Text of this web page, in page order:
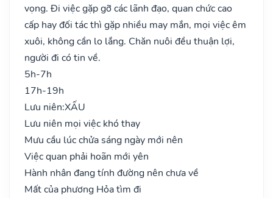
vọng. Đi việc gặp gỡ các lãnh đạo, quan chức cao
cấp hay đối tác thì gặp nhiều may mắn, mọi việc êm
xuôi, không cần lo lắng. Chăn nuôi đều thuận lợi,
người đi có tin về.
5h-7h
17h-19h
Lưu niên:XẤU
Lưu niên mọi việc khó thay
Mưu cầu lúc chửa sáng ngày mới nên
Việc quan phải hoãn mới yên
Hành nhân đang tính đường nên chưa về
Mất của phương Hỏa tìm đi